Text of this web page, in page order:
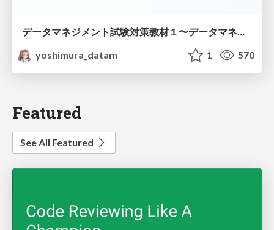
yoshimura_datam
1 570
Featured
See All Featured